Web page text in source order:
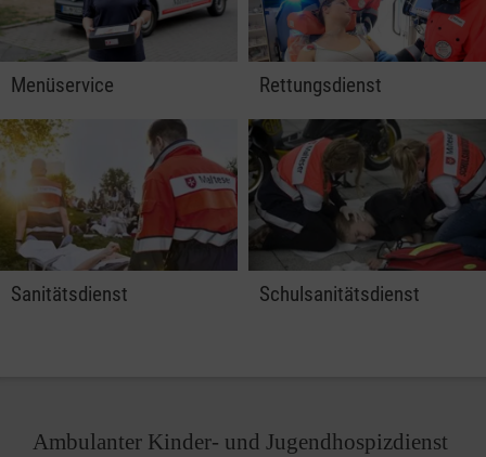
Menüservice Rettungsdienst
Sanitätsdienst Schulsanitätsdienst
Ambulanter Kinder- und Jugendhospizdienst